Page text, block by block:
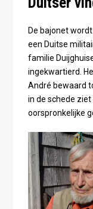
De bajonet
een Duitse
familie
ingekwartierd.
André bewaard
in de schede
oorspronkelijke